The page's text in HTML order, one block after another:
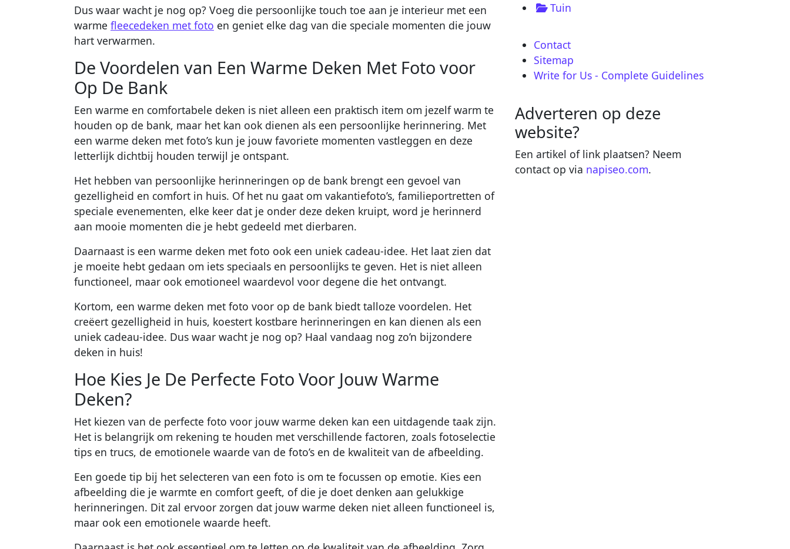
Dus waar wacht je nog op? Voeg die persoonlijke touch toe aan je interieur met een
warme fleecedeken met foto en geniet elke dag van die speciale momenten die jouw
hart verwarmen.
De Voordelen van Een Warme Deken Met Foto voor
Op De Bank
Een warme en comfortabele deken is niet alleen een praktisch item om jezelf warm te
houden op de bank, maar het kan ook dienen als een persoonlijke herinnering. Met
een warme deken met foto’s kun je jouw favoriete momenten vastleggen en deze
letterlijk dichtbij houden terwijl je ontspant.
Het hebben van persoonlijke herinneringen op de bank brengt een gevoel van
gezelligheid en comfort in huis. Of het nu gaat om vakantiefoto’s, familieportretten of
speciale evenementen, elke keer dat je onder deze deken kruipt, word je herinnerd
aan mooie momenten die je hebt gedeeld met dierbaren.
Daarnaast is een warme deken met foto ook een uniek cadeau-idee. Het laat zien dat
je moeite hebt gedaan om iets speciaals en persoonlijks te geven. Het is niet alleen
functioneel, maar ook emotioneel waardevol voor degene die het ontvangt.
Kortom, een warme deken met foto voor op de bank biedt talloze voordelen. Het
creëert gezelligheid in huis, koestert kostbare herinneringen en kan dienen als een
uniek cadeau-idee. Dus waar wacht je nog op? Haal vandaag nog zo’n bijzondere
deken in huis!
Hoe Kies Je De Perfecte Foto Voor Jouw Warme
Deken?
Het kiezen van de perfecte foto voor jouw warme deken kan een uitdagende taak zijn.
Het is belangrijk om rekening te houden met verschillende factoren, zoals fotoselectie
tips en trucs, de emotionele waarde van de foto’s en de kwaliteit van de afbeelding.
Een goede tip bij het selecteren van een foto is om te focussen op emotie. Kies een
afbeelding die je warmte en comfort geeft, of die je doet denken aan gelukkige
herinneringen. Dit zal ervoor zorgen dat jouw warme deken niet alleen functioneel is,
maar ook een emotionele waarde heeft.
Tuin
Contact
Sitemap
Write for Us - Complete Guidelines
Adverteren op deze
website?
Een artikel of link plaatsen? Neem
contact op via napiseo.com.